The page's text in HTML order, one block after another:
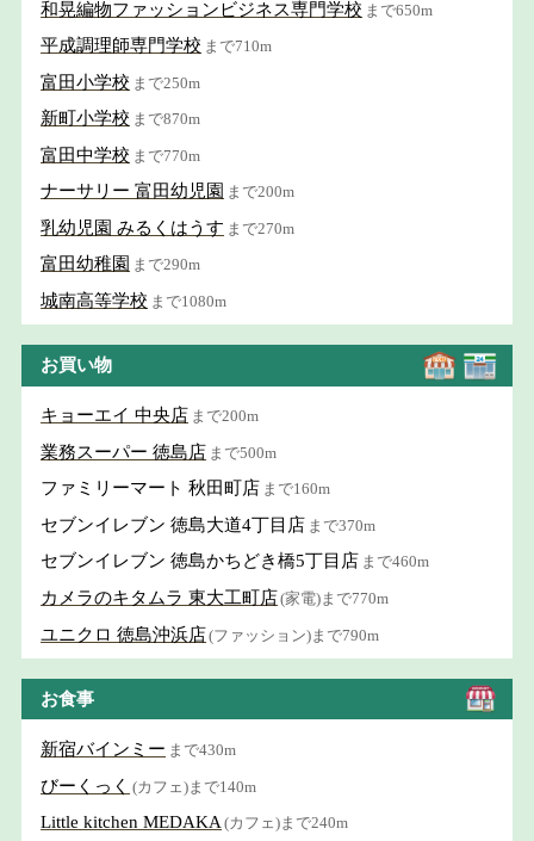
和晃編物ファッションビジネス専門学校 まで650m
平成調理師専門学校 まで710m
富田小学校 まで250m
新町小学校 まで870m
富田中学校 まで770m
ナーサリー 富田幼児園 まで200m
乳幼児園 みるくはうす まで270m
富田幼稚園 まで290m
城南高等学校 まで1080m
お買い物
キョーエイ 中央店 まで200m
業務スーパー 徳島店 まで500m
ファミリーマート 秋田町店 まで160m
セブンイレブン 徳島大道4丁目店 まで370m
セブンイレブン 徳島かちどき橋5丁目店 まで460m
カメラのキタムラ 東大工町店(家電)まで770m
ユニクロ 徳島沖浜店(ファッション)まで790m
お食事
新宿バインミー まで430m
びーくっく (カフェ)まで140m
Little kitchen MEDAKA (カフェ)まで240m